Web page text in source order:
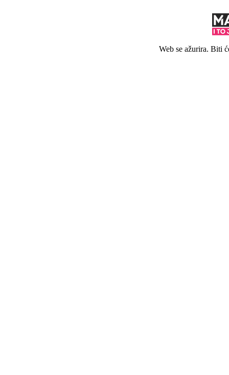
Web se ažurira. Biti